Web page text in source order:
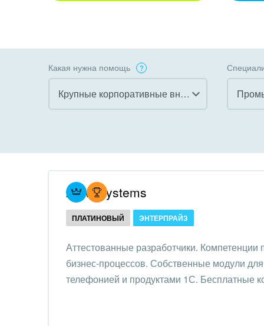
Какая нужна помощь
Крупные корпоративные внедрения
Внедрение КЭДО
Интеграция с 1С
Организация задач и
Внедрение Бизнес-
процессов
Atevi Systems
ПЛАТИНОВЫЙ ЭНТЕРПРАЙЗ
Аттестованные разработчики.
бизнес-процессов. Собственные модули
телефонией и продуктами 1С. Бесплатные